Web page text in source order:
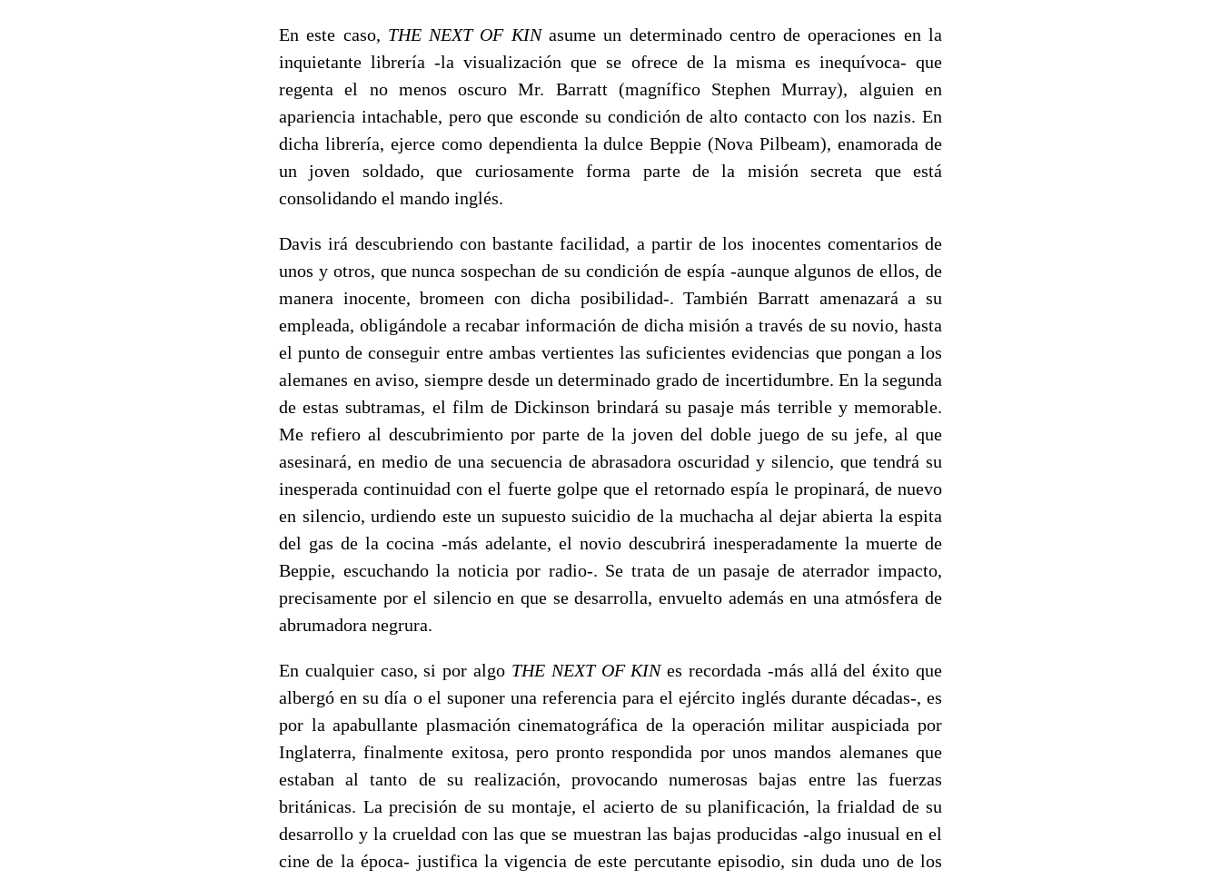
En este caso, THE NEXT OF KINasume un determinado centro de operaciones en la
inquietante librería -la visualización que se ofrece de la misma es inequívoca- que
regenta el no menos oscuro Mr. Barratt (magnífico Stephen Murray), alguien en
apariencia intachable, pero que esconde su condición de alto contacto con los nazis. En
dicha librería, ejerce como dependienta la dulce Beppie (Nova Pilbeam), enamorada de
un joven soldado, que curiosamente forma parte de la misión secreta que está
consolidando el mando inglés.
Davis irá descubriendo con bastante facilidad, a partir de los inocentes comentarios de
unos y otros, que nunca sospechan de su condición de espía -aunque algunos de ellos, de
manera inocente, bromeen con dicha posibilidad-. También Barratt amenazará a su
empleada, obligándole a recabar información de dicha misión a través de su novio, hasta
el punto de conseguir entre ambas vertientes las suficientes evidencias que pongan a los
alemanes en aviso, siempre desde un determinado grado de incertidumbre. En la segunda
de estas subtramas, el film de Dickinson brindará su pasaje más terrible y memorable.
Me refiero al descubrimiento por parte de la joven del doble juego de su jefe, al que
asesinará, en medio de una secuencia de abrasadora oscuridad y silencio, que tendrá su
inesperada continuidad con el fuerte golpe que el retornado espía le propinará, de nuevo
en silencio, urdiendo este un supuesto suicidio de la muchacha al dejar abierta la espita
del gas de la cocina -más adelante, el novio descubrirá inesperadamente la muerte de
Beppie, escuchando la noticia por radio-. Se trata de un pasaje de aterrador impacto,
precisamente por el silencio en que se desarrolla, envuelto además en una atmósfera de
abrumadora negrura.
En cualquier caso, si por algo THE NEXT OF KINes recordada -más allá del éxito que
albergó en su día o el suponer una referencia para el ejército inglés durante décadas-, es
por la apabullante plasmación cinematográfica de la operación militar auspiciada por
Inglaterra, finalmente exitosa, pero pronto respondida por unos mandos alemanes que
estaban al tanto de su realización, provocando numerosas bajas entre las fuerzas
británicas. La precisión de su montaje, el acierto de su planificación, la frialdad de su
desarrollo y la crueldad con las que se muestran las bajas producidas -algo inusual en el
cine de la época- justifica la vigencia de este percutante episodio, sin duda uno de los